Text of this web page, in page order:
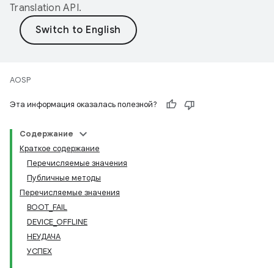
Translation API.
AOSP
Эта информация оказалась полезной?
Содержание
Краткое содержание
Перечисляемые значения
Публичные методы
Перечисляемые значения
BOOT_FAIL
DEVICE_OFFLINE
НЕУДАЧА
УСПЕХ